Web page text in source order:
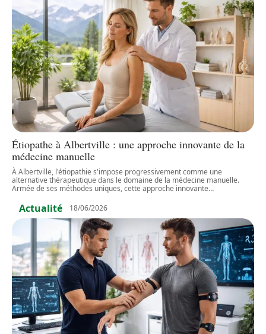
Étiopathe à Albertville : une approche innovante de la
médecine manuelle
À Albertville, l'étiopathie s'impose progressivement comme une
alternative thérapeutique dans le domaine de la médecine manuelle.
Armée de ses méthodes uniques, cette approche innovante…
Actualité 18/06/2026